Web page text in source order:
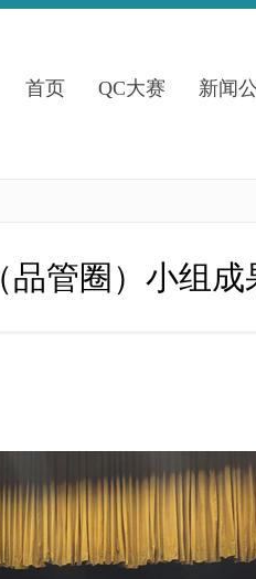
首页 QC大赛 新闻
品管圈）小组